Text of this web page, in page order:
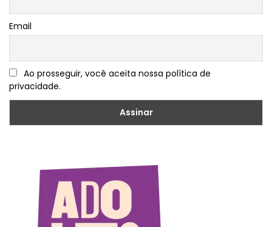
Email
Ao prosseguir, você aceita nossa política de
privacidade.